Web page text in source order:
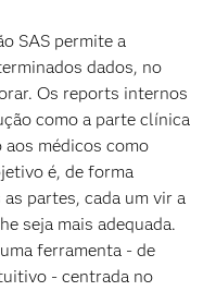
SAS permite a
dados, no
Os reports internos
como a parte clínica
médicos como
é, de forma
partes, cada um vir a
seja mais adequada.
ferramenta - de
- centrada no